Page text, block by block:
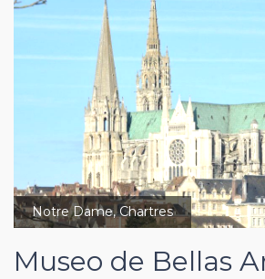
Notre Dame, Chartres
Museo de Bellas